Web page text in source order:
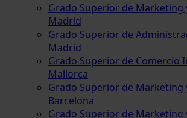
Grado Superior de Marketing
Madrid
Grado Superior de
Madrid
Grado Superior de Comercio
Mallorca
Grado Superior de Marketing
Barcelona
Grado Superior de Marketing